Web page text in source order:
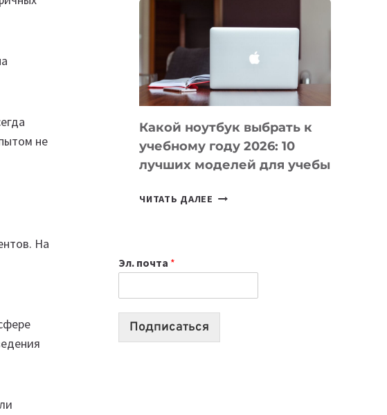
не
На
КОТОРЫЕ
СОЗДАВАТЬ
БЕЗ
КОДА
Какой ноутбук выбрать к
учебному году 2026: 10
лучших моделей для учебы
ЧИТАТЬ ДАЛЕЕ КАКОЙ
2026:
10
Эл. почта *
Подписаться